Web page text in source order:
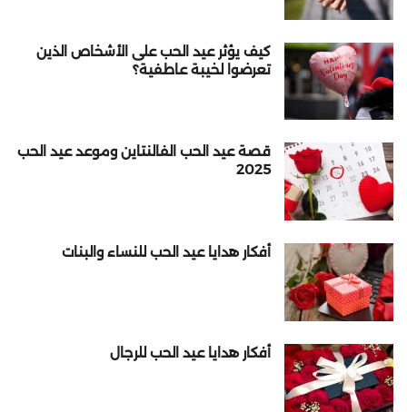
كيف يؤثر عيد الحب على الأشخاص الذين
تعرضوا لخيبة عاطفية؟
قصة عيد الحب الفالنتاين وموعد عيد الحب
2025
أفكار هدايا عيد الحب للنساء والبنات
أفكار هدايا عيد الحب للرجال